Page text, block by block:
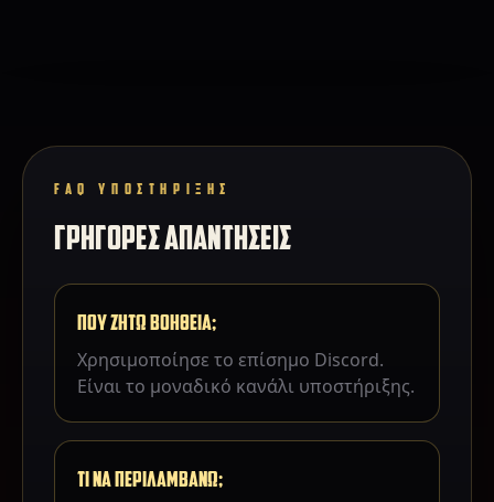
FAQ ΥΠΟΣΤΗΡΙΞΗΣ
ΓΡΗΓΟΡΕΣ ΑΠΑΝΤΗΣΕΙΣ
ΠΟΥ ΖΗΤΩ ΒΟΗΘΕΙΑ;
Χρησιμοποίησε το επίσημο Discord.
Είναι το μοναδικό κανάλι υποστήριξης.
ΤΙ ΝΑ ΠΕΡΙΛΑΜΒΑΝΩ;